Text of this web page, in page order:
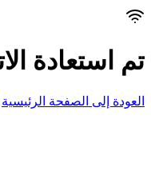
تم استعادة
العودة إلى الصفحة الرئيسية